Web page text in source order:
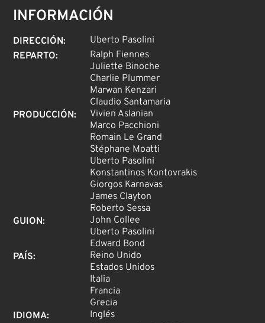
INFORMACIÓN
DIRECCIÓN:
Uberto Pasolini
REPARTO:
Ralph Fiennes
Juliette Binoche
Charlie Plummer
Marwan Kenzari
Claudio Santamaria
PRODUCCIÓN:
Vivien Aslanian
Marco Pacchioni
Romain Le Grand
Stéphane Moatti
Uberto Pasolini
Konstantinos Kontovrakis
Giorgos Karnavas
James Clayton
Roberto Sessa
GUION:
John Collee
Uberto Pasolini
Edward Bond
PAÍS:
Reino Unido
Estados Unidos
Italia
Francia
Grecia
IDIOMA:
Inglés